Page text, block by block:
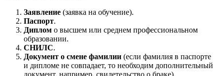
Заявление (заявка на обучение).
Паспорт.
Диплом о высшем или среднем профессиональном
образовании.
СНИЛС.
Документ о смене фамилии (если фамилия в паспорте
и дипломе не совпадает, то необходим дополнительный
документ, например, свидетельство о браке).